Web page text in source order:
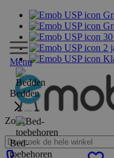
2
Zoek
Menu
Bedden
Bed-
toebehoren